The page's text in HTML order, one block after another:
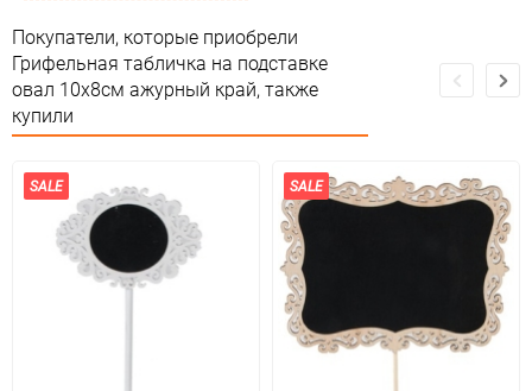
Сертификация Не подлежит сертификации
Особые условия Особых условий не требует
Минимальное количество
Количество в коробке 600
Единица измерения шт
Покупатели, которые приобрели
Грифельная табличка на подставке
овал 10x8см ажурный край, также
купили
SALE SALE